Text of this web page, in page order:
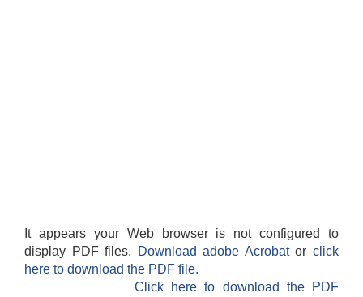
It appears your Web browser is not configured to
display PDF files.
Download adobe Acrobatorclick
here to download the PDF file.
Click here to download the PDF